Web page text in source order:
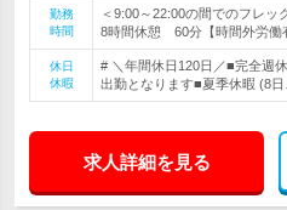
勤務
時間
＜9:00～22:00の間でのフレ
8時間休憩 60分【時間外労働
休日
休暇
# ＼年間休日120日／■完全週
出勤となります■夏季休暇 (8日
求人詳細を見る